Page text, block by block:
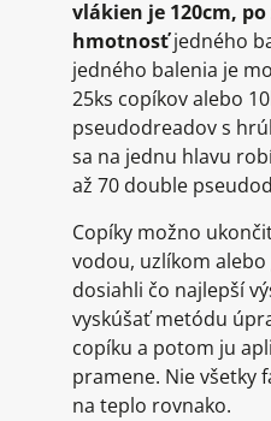
vlákien je 120cm,
hmotnosťjedného
jedného balenia je
25ks copíkov alebo
pseudodreadov s
sa na jednu hlavu
až 70 double
Copíky možno
vodou, uzlíkom
dosiahli čo najlepší
vyskúšať metódu
copíku a potom ju
pramene. Nie všetky
na teplo rovnako.